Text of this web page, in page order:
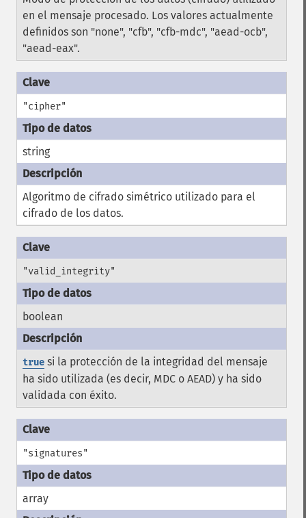
en el mensaje procesado. Los valores actualmente
definidos son "none", "cfb", "cfb-mdc", "aead-ocb",
"aead-eax".
"cipher"
string
Algoritmo de cifrado simétrico utilizado para el
cifrado de los datos.
"valid_integrity"
boolean
true si la protección de la integridad del mensaje
ha sido utilizada (es decir, MDC o AEAD) y ha sido
validada con éxito.
"signatures"
array